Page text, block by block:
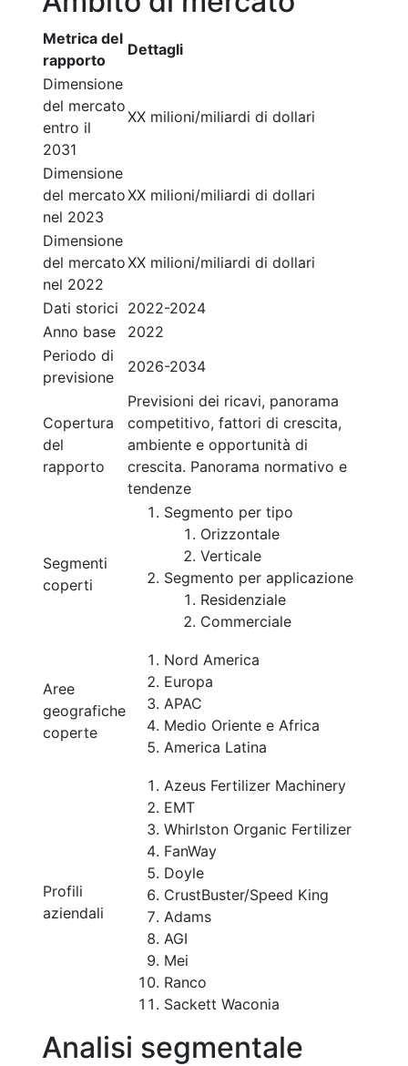
Metrica del
rapporto
Dettagli
Dimensione
del mercato
entro il
2031
XX milioni/miliardi di dollari
Dimensione
del mercato
nel 2023
XX milioni/miliardi di dollari
Dimensione
del mercato
nel 2022
XX milioni/miliardi di dollari
Dati storici 2022-2024
Anno base
2022
Periodo di
previsione
2026-2034
Copertura
del
rapporto
Previsioni dei ricavi, panorama
competitivo, fattori di crescita,
ambiente e opportunità di
crescita. Panorama normativo e
tendenze
Segmenti
coperti
Segmento per tipo
Orizzontale
Verticale
Segmento per applicazione
Residenziale
Commerciale
Aree
geografiche
coperte
Nord America
Europa
APAC
Medio Oriente e Africa
America Latina
Profili
aziendali
Azeus Fertilizer Machinery
EMT
Whirlston Organic Fertilizer
FanWay
Doyle
CrustBuster/Speed King
Adams
AGI
Mei
Ranco
Sackett Waconia
Analisi segmentale